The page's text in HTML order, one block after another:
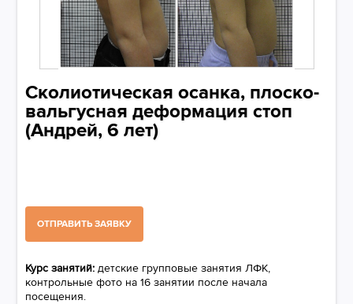
Сколиотическая осанка, плоско-
вальгусная деформация стоп
(Андрей, 6 лет)
ОТПРАВИТЬ ЗАЯВКУ
Курс занятий:детские групповые занятия ЛФК,
контрольные фото на 16 занятии после начала
посещения.